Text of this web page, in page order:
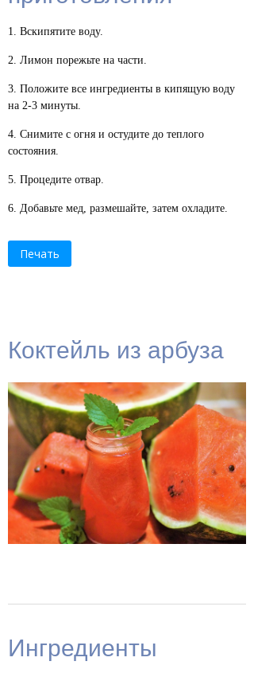
Вскипятите воду.
Лимон порежьте на части.
Положите все ингредиенты в кипящую воду
на 2-3 минуты.
Снимите с огня и остудите до теплого
состояния.
Процедите отвар.
Добавьте мед, размешайте, затем охладите.
Печать
Коктейль из арбуза
Ингредиенты